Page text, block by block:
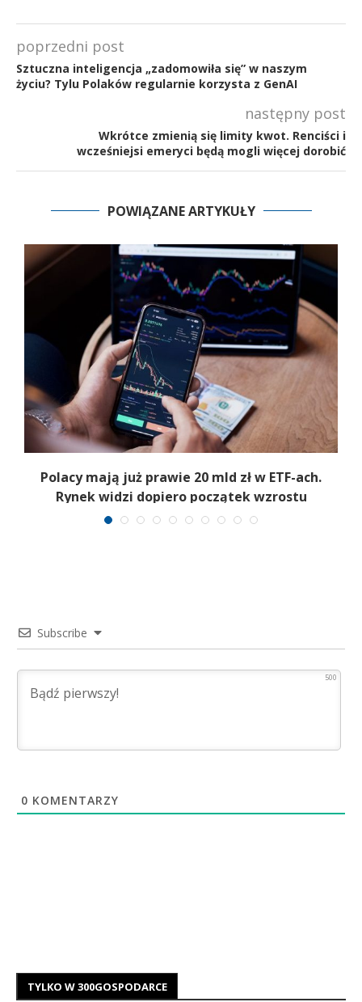
poprzedni post
Sztuczna inteligencja „zadomowiła się” w naszym
życiu? Tylu Polaków regularnie korzysta z GenAI
następny post
Wkrótce zmienią się limity kwot. Renciści i
wcześniejsi emeryci będą mogli więcej dorobić
POWIĄZANE ARTYKUŁY
Polacy mają już prawie 20 mld zł w ETF-ach.
Rynek widzi dopiero początek wzrostu
Subscribe
500
0 KOMENTARZY
TYLKO W 300GOSPODARCE